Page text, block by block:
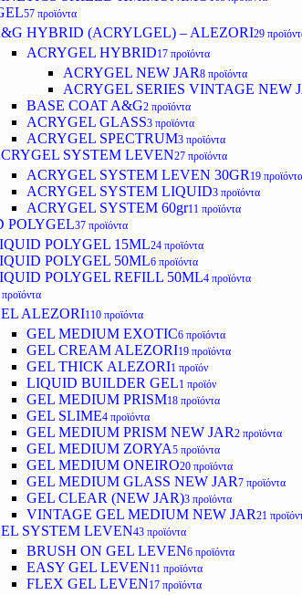
57 προϊόντα
HYBRID (ACRYLGEL) – ALEZORI29
ACRYGEL HYBRID17 προϊόντα
ACRYGEL NEW JAR8 προϊόντα
ACRYGEL SERIES VINTAGE NEW
BASE COAT A&G2 προϊόντα
ACRYGEL GLASS3 προϊόντα
ACRYGEL SPECTRUM3 προϊόντα
SYSTEM LEVEN27 προϊόντα
ACRYGEL SYSTEM LEVEN 30GR 19 προϊόντα
ACRYGEL SYSTEM LIQUID3 προϊόντα
ACRYGEL SYSTEM 60gr11 προϊόντα
POLYGEL37 προϊόντα
POLYGEL 15ML24 προϊόντα
POLYGEL 50ML6 προϊόντα
POLYGEL REFILL 50ML4 προϊόντα
ALEZORI110 προϊόντα
GEL MEDIUM EXOTIC6 προϊόντα
GEL CREAM ALEZORI19 προϊόντα
GEL THICK ALEZORI1 προϊόν
LIQUID BUILDER GEL1 προϊόν
GEL MEDIUM PRISM18 προϊόντα
GEL SLIME4 προϊόντα
GEL MEDIUM PRISM NEW JAR2 προϊόντα
GEL MEDIUM ZORYA5 προϊόντα
GEL MEDIUM ONEIRO20 προϊόντα
GEL MEDIUM GLASS NEW JAR7 προϊόντα
GEL CLEAR (NEW JAR)3 προϊόντα
VINTAGE GEL MEDIUM NEW JAR21
SYSTEM LEVEN43 προϊόντα
BRUSH ON GEL LEVEN6 προϊόντα
EASY GEL LEVEN11 προϊόντα
FLEX GEL LEVEN17 προϊόντα